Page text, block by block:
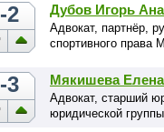
-2 Дубов Игорь
Адвокат, партнёр,
спортивного права
-3 Мякишева Елена
Адвокат, старший
юридической